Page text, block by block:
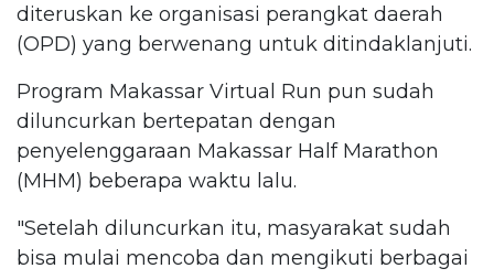
diteruskan ke organisasi perangkat daerah
(OPD) yang berwenang untuk ditindaklanjuti.
Program Makassar Virtual Run pun sudah
diluncurkan bertepatan dengan
penyelenggaraan Makassar Half Marathon
(MHM) beberapa waktu lalu.
"Setelah diluncurkan itu, masyarakat sudah
bisa mulai mencoba dan mengikuti berbagai